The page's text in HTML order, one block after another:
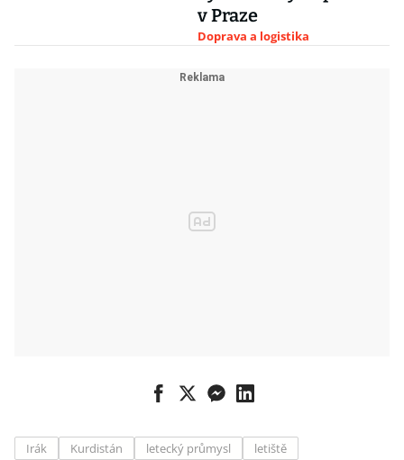
certifikát
v Praze
Doprava a logistika
Irák Kurdistán letecký průmysl letiště